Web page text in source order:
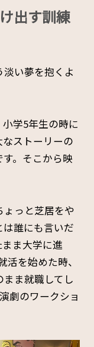
出す訓練
い夢を抱くよ
小学5年生の時に
なストーリーの
。そこから映
ょっと芝居をや
誰にも言いだ
ま大学に進
を始めた時、
まま就職してし
劇のワークショ